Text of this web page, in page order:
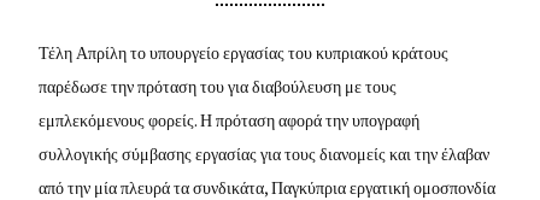
Τέλη Απρίλη το υπουργείο εργασίας του κυπριακού κράτους
παρέδωσε την πρόταση του για διαβούλευση με τους
εμπλεκόμενους φορείς. Η πρόταση αφορά την υπογραφή
συλλογικής σύμβασης εργασίας για τους διανομείς και την έλαβαν
από την μία πλευρά τα συνδικάτα, Παγκύπρια εργατική ομοσπονδία